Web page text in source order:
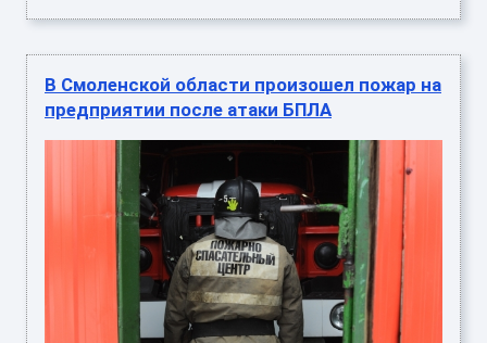
В Смоленской области произошел пожар на
предприятии после атаки БПЛА